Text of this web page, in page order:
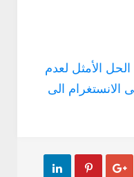
الحل الأمثل لعدم
الى


